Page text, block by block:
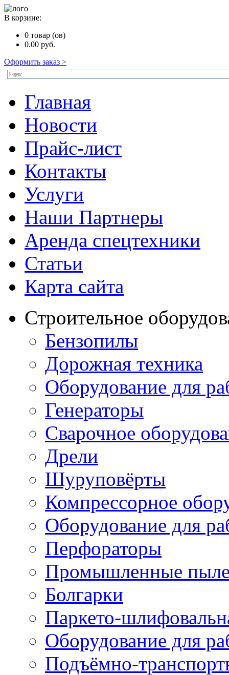
В корзине:
0 товар (ов)
0.00 руб.
Оформить заказ >
Главная
Новости
Прайс-лист
Контакты
Услуги
Наши Партнеры
Аренда спецтехники
Статьи
Карта сайта
Строительное
Бензопилы
Дорожная техника
Оборудование для
Генераторы
Сварочное
Дрели
Шуруповёрты
Компрессорное
Оборудование для
Перфораторы
Промышленные
Болгарки
Паркето-
Оборудование для
Подъёмно-